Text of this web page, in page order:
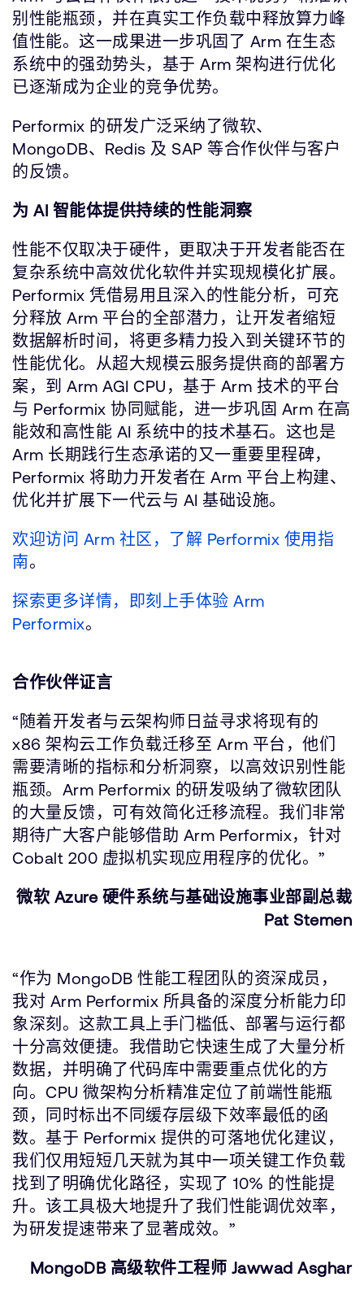
别性能瓶颈，并在真实工作负载中释放算力峰
值性能。这一成果进一步巩固了 Arm 在生态
系统中的强劲势头，基于 Arm 架构进行优化
已逐渐成为企业的竞争优势。
Performix 的研发广泛采纳了微软、
MongoDB、Redis 及 SAP 等合作伙伴与客户
的反馈。
为 AI 智能体提供持续的性能洞察
性能不仅取决于硬件，更取决于开发者能否在
复杂系统中高效优化软件并实现规模化扩展。
Performix 凭借易用且深入的性能分析，可充
分释放 Arm 平台的全部潜力，让开发者缩短
数据解析时间，将更多精力投入到关键环节的
性能优化。从超大规模云服务提供商的部署方
案，到 Arm AGI CPU，基于 Arm 技术的平台
与 Performix 协同赋能，进一步巩固 Arm 在高
能效和高性能 AI 系统中的技术基石。这也是
Arm 长期践行生态承诺的又一重要里程碑，
Performix 将助力开发者在 Arm 平台上构建、
优化并扩展下一代云与 AI 基础设施。
欢迎访问 Arm 社区，了解 Performix 使用指
南。
探索更多详情，即刻上手体验 Arm
Performix。
合作伙伴证言
“随着开发者与云架构师日益寻求将现有的
x86 架构云工作负载迁移至 Arm 平台，他们
需要清晰的指标和分析洞察，以高效识别性能
瓶颈。Arm Performix 的研发吸纳了微软团队
的大量反馈，可有效简化迁移流程。我们非常
期待广大客户能够借助 Arm Performix，针对
Cobalt 200 虚拟机实现应用程序的优化。”
微软 Azure 硬件系统与基础设施事业部副总裁
Pat Stemen
“作为 MongoDB 性能工程团队的资深成员，
我对 Arm Performix 所具备的深度分析能力印
象深刻。这款工具上手门槛低、部署与运行都
十分高效便捷。我借助它快速生成了大量分析
数据，并明确了代码库中需要重点优化的方
向。CPU 微架构分析精准定位了前端性能瓶
颈，同时标出不同缓存层级下效率最低的函
数。基于 Performix 提供的可落地优化建议，
我们仅用短短几天就为其中一项关键工作负载
找到了明确优化路径，实现了 10% 的性能提
升。该工具极大地提升了我们性能调优效率，
为研发提速带来了显著成效。”
MongoDB 高级软件工程师 Jawwad Asghar